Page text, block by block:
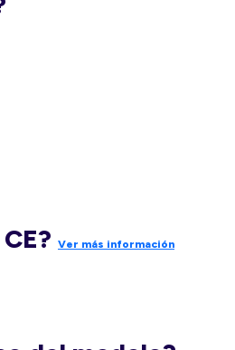
Ver más información